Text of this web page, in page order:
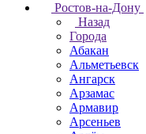
Ростов-на-Дону
Назад
Города
Абакан
Альметьевск
Ангарск
Арзамас
Армавир
Арсеньев